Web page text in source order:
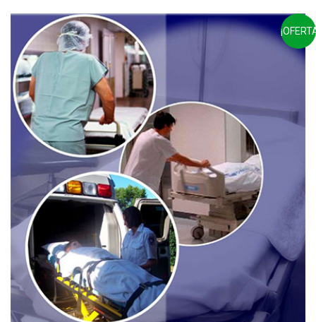
ORIGINAL
ERA:
189,00€.
ACTUAL
ES:
89,00€.